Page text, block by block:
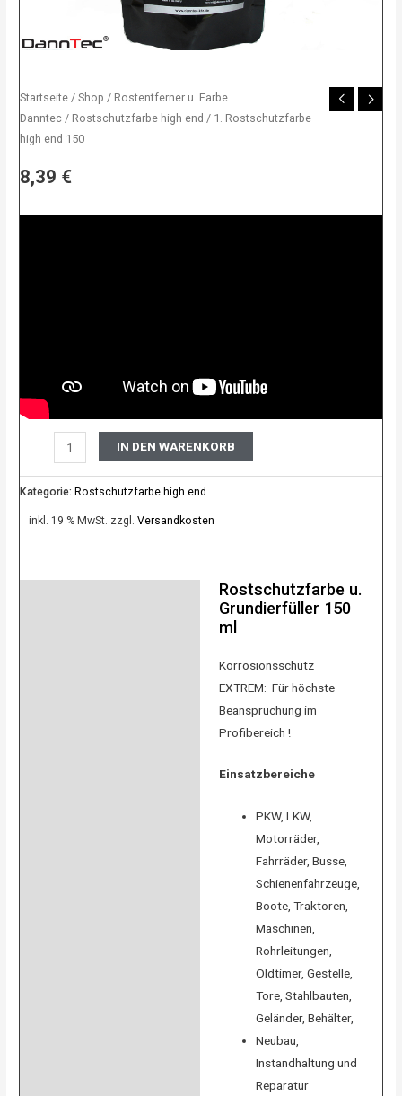
Startseite /Shop / Rostentferner u. Farbe
Danntec / Rostschutzfarbe high end / 1. Rostschutzfarbe
high end 150
8,39 €
IN DEN WARENKORB
Kategorie:Rostschutzfarbe high end
inkl. 19 % MwSt. zzgl.Versandkosten
Rostschutzfarbe u.
Grundierfüller 150
ml
Korrosionsschutz
EXTREM: Für höchste
Beanspruchung im
Profibereich !
Einsatzbereiche
PKW, LKW,
Motorräder,
Fahrräder, Busse,
Schienenfahrzeuge,
Boote, Traktoren,
Maschinen,
Rohrleitungen,
Oldtimer, Gestelle,
Tore, Stahlbauten,
Geländer, Behälter,
Neubau,
Instandhaltung und
Reparatur